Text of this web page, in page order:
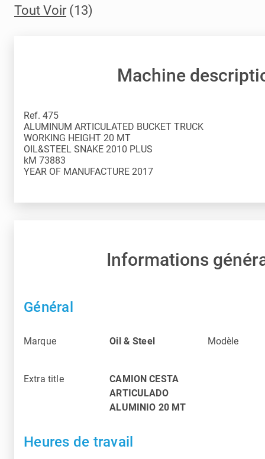
Tout Voir (13)
Machine
Ref. 475
ALUMINUM ARTICULATED BUCKET TRUCK
WORKING HEIGHT 20 MT
OIL&STEEL SNAKE 2010 PLUS
kM 73883
YEAR OF MANUFACTURE 2017
Informations
Général
Marque Oil & Steel Modèle
Extra title
CAMION CESTA
ARTICULADO
ALUMINIO 20 MT
Heures de travail